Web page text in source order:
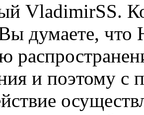
VladimirSS.
думаете, что
и поэтому с